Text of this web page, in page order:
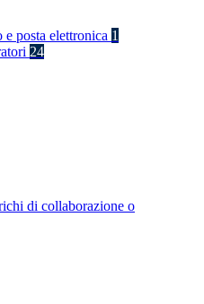
e posta elettronica 1
24
di collaborazione o